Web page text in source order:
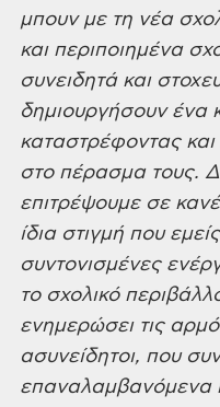
μπουν με τη νέα
και περιποιημένα
συνειδητά και
δημιουργήσουν ένα
καταστρέφοντας και
στο πέρασμα τους.
επιτρέψουμε σε
ίδια στιγμή που εμείς
συντονισμένες
το σχολικό
ενημερώσει τις
ασυνείδητοι, που
επαναλαμβανόμενα